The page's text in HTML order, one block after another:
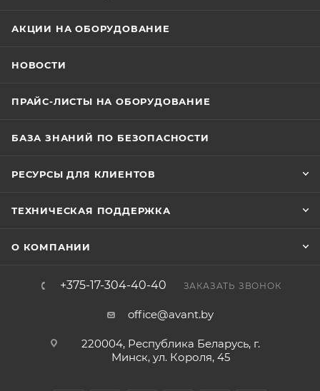
АКЦИИ НА ОБОРУДОВАНИЕ
НОВОСТИ
ПРАЙС-ЛИСТЫ НА ОБОРУДОВАНИЕ
БАЗА ЗНАНИЙ ПО БЕЗОПАСНОСТИ
РЕСУРСЫ ДЛЯ КЛИЕНТОВ
ТЕХНИЧЕСКАЯ ПОДДЕРЖКА
О КОМПАНИИ
+375-17-304-40-40 ЗАКАЗАТЬ ЗВОНОК
office@avant.by
220004, Республика Беларусь, г.
Минск, ул. Короля, 45